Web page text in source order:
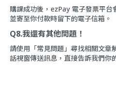
購課成功後，ezPay 電子發票平台
並寄至你付款時留下的電子信箱。
Q8.我還有其他問題！
請使用「常見問題」尋找相關文章
話視窗傳送訊息，直接告訴我們你